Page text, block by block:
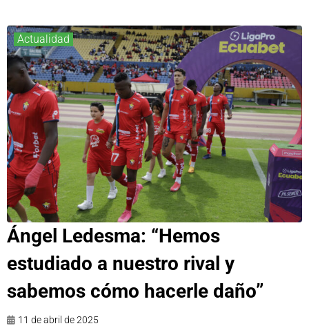
Actualidad
Ángel Ledesma: “Hemos
estudiado a nuestro rival y
sabemos cómo hacerle daño”
11 de abril de 2025